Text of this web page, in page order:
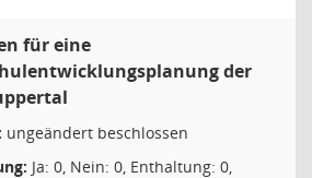
für eine
der
ungeändert beschlossen
Ja: 0, Nein: 0, Enthaltung: 0,